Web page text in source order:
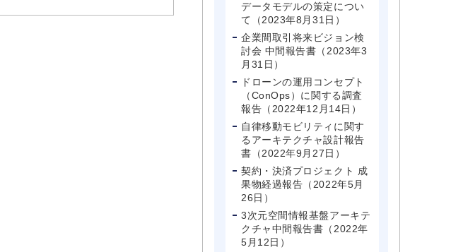
データモデルの策定につい
て（2023年8月31日）
企業間取引将来ビジョン検
討会 中間報告書（2023年3
月31日）
ドローンの運用コンセプト
（ConOps）に関する調査
報告（2022年12月14日）
自律移動モビリティに関す
るアーキテクチャ設計報告
書（2022年9月27日）
契約・決済プロジェクト 成
果物経過報告（2022年5月
26日）
3次元空間情報基盤アーキテ
クチャ中間報告書（2022年
5月12日）